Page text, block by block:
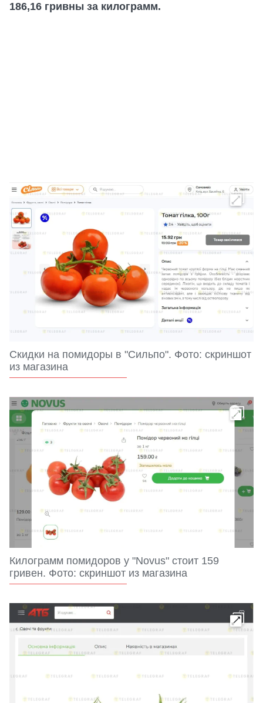
186,16 гривны за килограмм.
Скидки на помидоры в "Сильпо". Фото: скриншот
из магазина
Килограмм помидоров у "Novus" стоит 159
гривен. Фото: скриншот из магазина